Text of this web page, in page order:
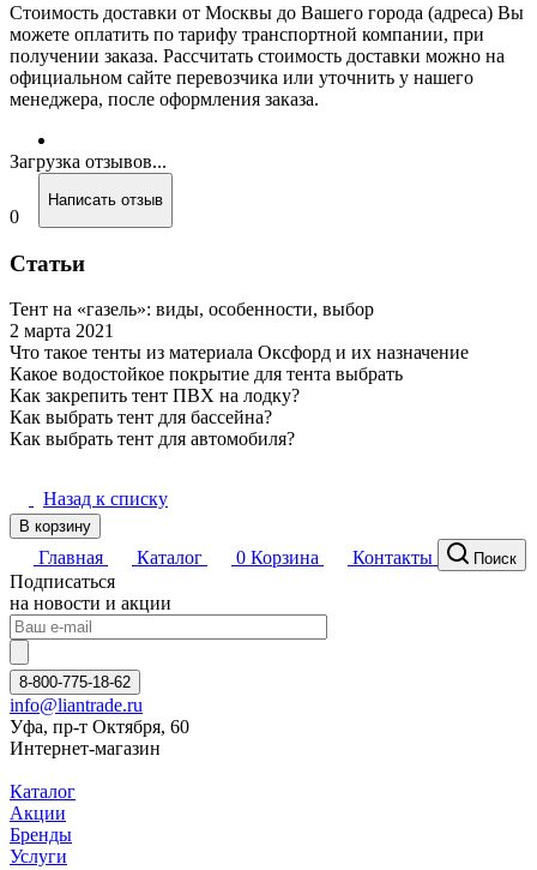
Стоимость доставки от Москвы до Вашего города (адреса) Вы
можете оплатить по тарифу транспортной компании, при
получении заказа. Рассчитать стоимость доставки можно на
официальном сайте перевозчика или уточнить у нашего
менеджера, после оформления заказа.
Загрузка отзывов...
0
Написать отзыв
Статьи
Тент на «газель»: виды, особенности, выбор
2 марта 2021
Что такое тенты из материала Оксфорд и их назначение
Какое водостойкое покрытие для тента выбрать
Как закрепить тент ПВХ на лодку?
Как выбрать тент для бассейна?
Как выбрать тент для автомобиля?
Назад к списку
В корзину
Главная Каталог 0 Корзина Контакты Поиск
Подписаться
на новости и акции
8-800-775-18-62
info@liantrade.ru
Уфа, пр-т Октября, 60
Интернет-магазин
Каталог
Акции
Бренды
Услуги